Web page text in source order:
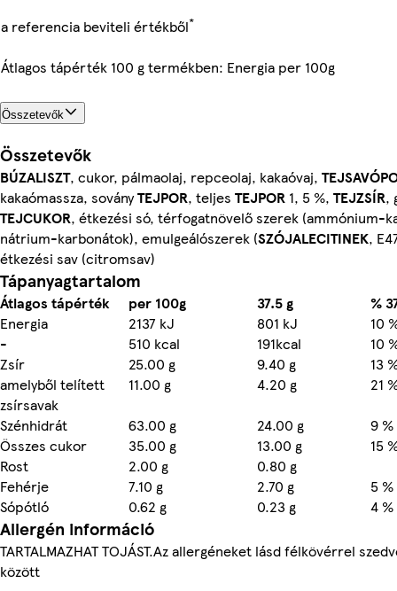
a referencia beviteli értékből*
Átlagos tápérték 100 g termékben: Energia per 100g
Összetevők
Összetevők
BÚZALISZT, cukor, pálmaolaj, repceolaj, kakaóvaj,
kakaómassza, soványTEJPOR, teljes TEJPOR 1, 5 %, TEJZSÍR,
TEJCUKOR, étkezési só, térfogatnövelő szerek (ammónium-
nátrium-karbonátok), emulgeálószerek (SZÓJALECITINEK,
étkezési sav (citromsav)
Tápanyagtartalom
Átlagos tápérték per 100g 37.5 g
%
Energia
2137 kJ 801 kJ
10
-
510 kcal 191kcal
10
Zsír
25.00 g 9.40 g
13
amelyből telített
zsírsavak
11.00 g 4.20 g
21
Szénhidrát
63.00 g 24.00 g
9 %
Összes cukor
35.00 g 13.00 g
15
Rost
2.00 g
0.80 g
Fehérje
7.10 g 2.70 g
5 %
Sópótló
0.62 g 0.23 g 4 %
Allergén információ
TARTALMAZHAT TOJÁST.Az allergéneket lásd félkövérrel
között